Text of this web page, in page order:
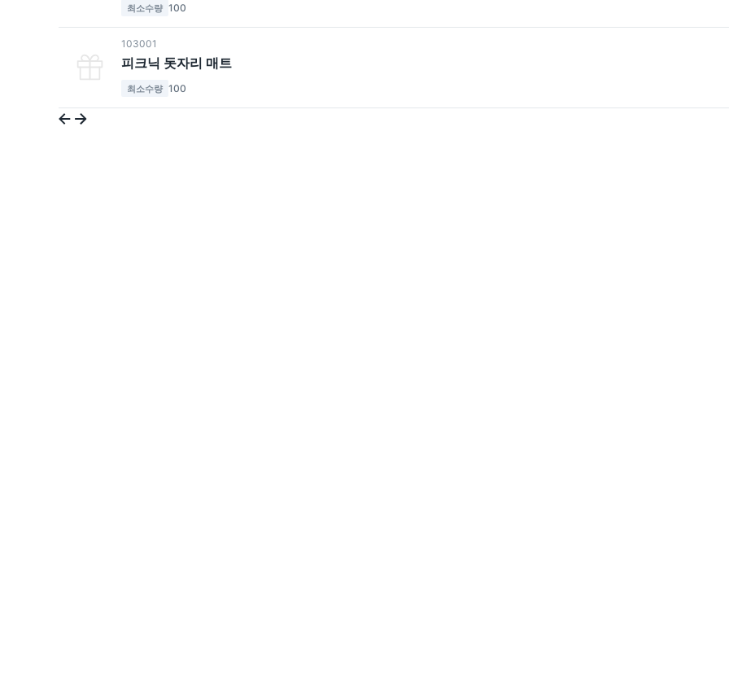
최소수량 100
103001
피크닉 돗자리 매트
최소수량 100